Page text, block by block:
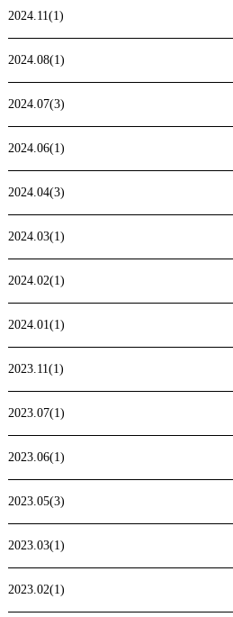
2024.11(1)
2024.08(1)
2024.07(3)
2024.06(1)
2024.04(3)
2024.03(1)
2024.02(1)
2024.01(1)
2023.11(1)
2023.07(1)
2023.06(1)
2023.05(3)
2023.03(1)
2023.02(1)